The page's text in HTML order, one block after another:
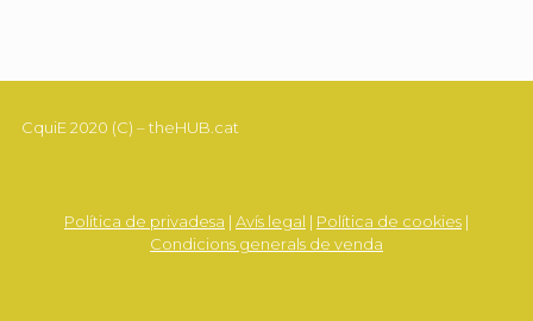
CquiE 2020 (C) – theHUB.cat
Política de privadesa | Avís legal | Política de cookies |
Condicions generals de venda